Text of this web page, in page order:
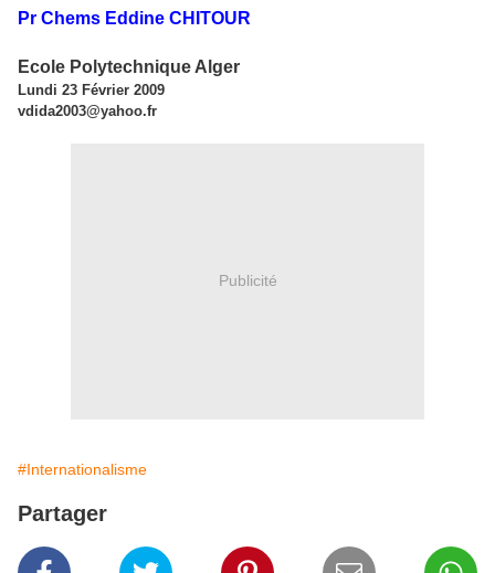
Pr Chems Eddine CHITOUR
Ecole Polytechnique Alger
Lundi 23 Février 2009
vdida2003@yahoo.fr
Publicité
#Internationalisme
Partager